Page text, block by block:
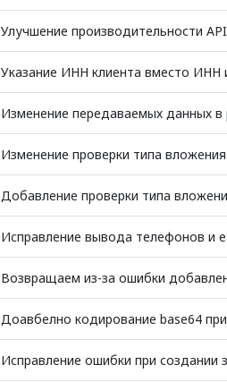
Улучшение производительности API
Указание ИНН клиента вместо ИНН
Изменение передаваемых данных в
Изменение проверки типа вложения
Добавление проверки типа
Исправление вывода телефонов и
Возвращаем из-за ошибки
Доавбелно кодирование base64
Исправление ошибки при создании